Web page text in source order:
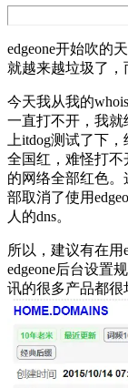
edgeone开始吹的
就越来越垃圾了，
今天我从我的
一直打不开，我就
上itdog测试了下
全国红，难怪打不
的网络全部红色
部取消了使用
人的dns。
所以，建议有在用
edgeone后台设置
讯的很多产品都很